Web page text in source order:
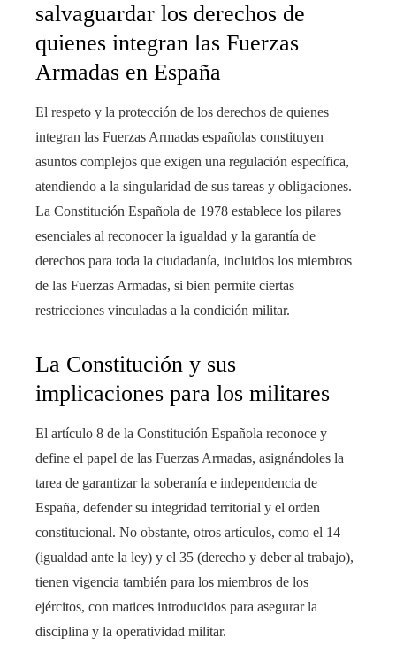
salvaguardar los derechos de
quienes integran las Fuerzas
Armadas en España
El respeto y la protección de los derechos de quienes
integran las Fuerzas Armadas españolas constituyen
asuntos complejos que exigen una regulación específica,
atendiendo a la singularidad de sus tareas y obligaciones.
La Constitución Española de 1978 establece los pilares
esenciales al reconocer la igualdad y la garantía de
derechos para toda la ciudadanía, incluidos los miembros
de las Fuerzas Armadas, si bien permite ciertas
restricciones vinculadas a la condición militar.
La Constitución y sus
implicaciones para los militares
El artículo 8 de la Constitución Española reconoce y
define el papel de las Fuerzas Armadas, asignándoles la
tarea de garantizar la soberanía e independencia de
España, defender su integridad territorial y el orden
constitucional. No obstante, otros artículos, como el 14
(igualdad ante la ley) y el 35 (derecho y deber al trabajo),
tienen vigencia también para los miembros de los
ejércitos, con matices introducidos para asegurar la
disciplina y la operatividad militar.